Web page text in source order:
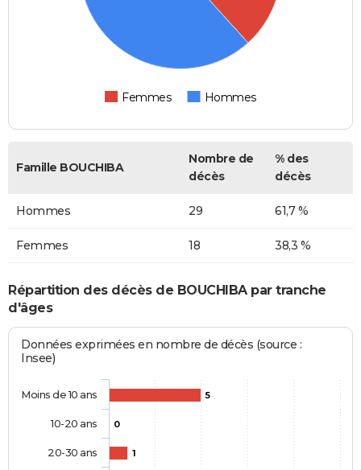
Femmes Hommes
Famille BOUCHIBA
Nombre de
décès
% des
décès
Hommes 29 61,7 %
Femmes 18 38,3 %
Répartition des décès de BOUCHIBA par tranche
d'âges
Données exprimées en nombre de décès (source :
Insee)
5
0
1
Moins de 10 ans
10-20 ans
20-30 ans